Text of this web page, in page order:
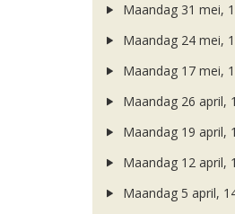
Maandag 31 mei,
Maandag 24 mei,
Maandag 17 mei,
Maandag 26 april,
Maandag 19 april,
Maandag 12 april,
Maandag 5 april,